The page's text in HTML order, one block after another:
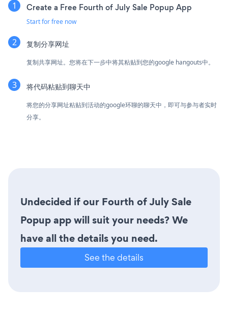
Create a Free Fourth of July Sale Popup App
Start for free now
复制分享网址
复制共享网址。您将在下一步中将其粘贴到您的google hangouts中。
将代码粘贴到聊天中
将您的分享网址粘贴到活动的google环聊的聊天中，即可与参与者实时
分享。
Undecided if our Fourth of July Sale
Popup app will suit your needs? We
have all the details you need.
See the details